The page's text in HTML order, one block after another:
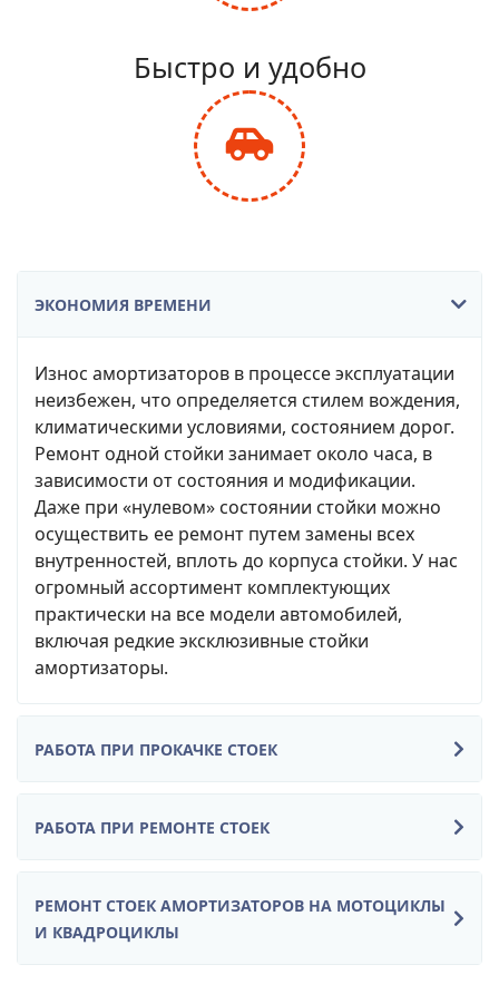
balance-
scale
Быстро и удобно
fas
fa-
ЭКОНОМИЯ ВРЕМЕНИ
Износ амортизаторов в процессе эксплуатации
неизбежен, что определяется стилем вождения,
климатическими условиями, состоянием дорог.
Ремонт одной стойки занимает около часа, в
зависимости от состояния и модификации.
Даже при «нулевом» состоянии стойки можно
осуществить ее ремонт путем замены всех
внутренностей, вплоть до корпуса стойки. У нас
огромный ассортимент комплектующих
практически на все модели автомобилей,
включая редкие эксклюзивные стойки
амортизаторы.
РАБОТА ПРИ ПРОКАЧКЕ СТОЕК
РАБОТА ПРИ РЕМОНТЕ СТОЕК
РЕМОНТ СТОЕК АМОРТИЗАТОРОВ НА МОТОЦИКЛЫ
И КВАДРОЦИКЛЫ